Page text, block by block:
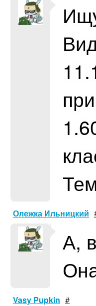
Олежка Ильницкий
А,
Vasy Pupkin #